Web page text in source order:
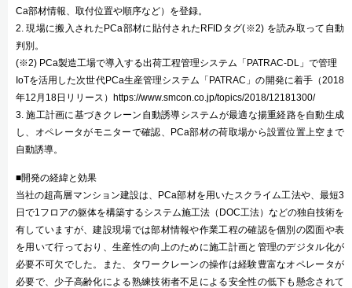
Ca部材情報、取付位置や順序など）を登録。
2. 現場に搬入されたPCa部材に貼付されたRFIDタグ(※2) を読み取って自動
判別。
(※2) PCa製造工場で導入する出荷工程管理システム「PATRAC-DL」で管理
IoTを活用した次世代PCa生産管理システム「PATRAC」の開発に着手（2018
年12月18日リリース）https://www.smcon.co.jp/topics/2018/12181300/
3. 施工計画に基づきクレーン自動誘導システムが最適な揚重経路を自動生成
し、オペレータがモニターで確認、PCa部材の荷取場から設置位置上空まで
自動誘導。
■開発の経緯と効果
当社の超高層マンション建設は、PCa部材を用いたスクライム工法や、最短3
日で1フロアの躯体を構築するシステム施工法（DOC工法）などの独自技術を
有していますが、建設現場では部材情報や作業工程の確認を個別の図面や表
を用いて行っており、生産性の向上のために施工計画と管理のデジタル化が
必要不可欠でした。また、タワークレーンの操作は経験豊富なオペレータが
必要で、少子高齢化による熟練技術者不足による安全性の低下も懸念されて